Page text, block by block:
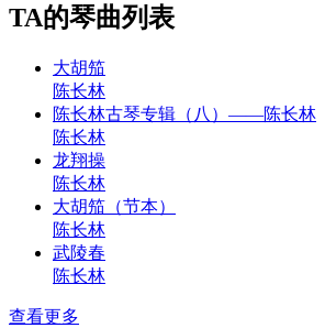
TA的琴曲列表
大胡笳
陈长林
陈长林古琴专辑（八）——陈长林
陈长林
龙翔操
陈长林
大胡笳（节本）
陈长林
武陵春
陈长林
查看更多